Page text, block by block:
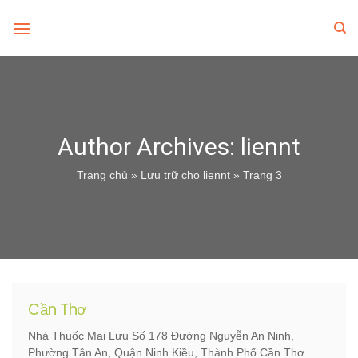
Author Archives: liennt
Trang chủ » Lưu trữ cho liennt» Trang 3
Cần Thơ
Nhà Thuốc Mai Lưu Số 178 Đường Nguyễn An Ninh,
Phường Tân An, Quận Ninh Kiều, Thành Phố Cần Thơ...